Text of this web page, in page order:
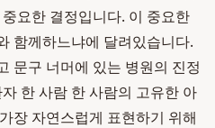
요한 결정입니다. 이 중요한
함께하느냐에 달려있습니다.
문구 너머에 있는 병원의 진정
한 사람 한 사람의 고유한 아
장 자연스럽게 표현하기 위해